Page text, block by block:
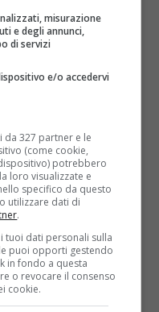
prima del
a vedersi i primi
mollare,
misurazione
e degli annunci,
di servizi
e/o accedervi
327 partner e le
(come cookie,
potrebbero
loro visualizzate e
specifico da questo
utilizzare dati di
.
dati personali sulla
puoi opporti gestendo
in fondo a questa
o revocare il consenso
cookie.